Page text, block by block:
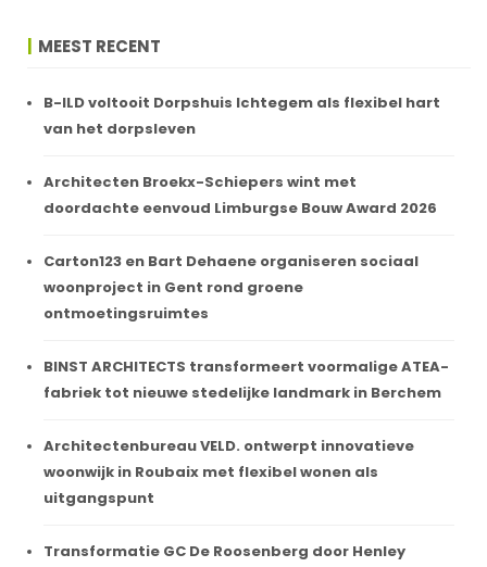
MEEST RECENT
B-ILD voltooit Dorpshuis Ichtegem als flexibel hart
van het dorpsleven
Architecten Broekx-Schiepers wint met
doordachte eenvoud Limburgse Bouw Award 2026
Carton123 en Bart Dehaene organiseren sociaal
woonproject in Gent rond groene
ontmoetingsruimtes
BINST ARCHITECTS transformeert voormalige ATEA-
fabriek tot nieuwe stedelijke landmark in Berchem
Architectenbureau VELD. ontwerpt innovatieve
woonwijk in Roubaix met flexibel wonen als
uitgangspunt
Transformatie GC De Roosenberg door Henley